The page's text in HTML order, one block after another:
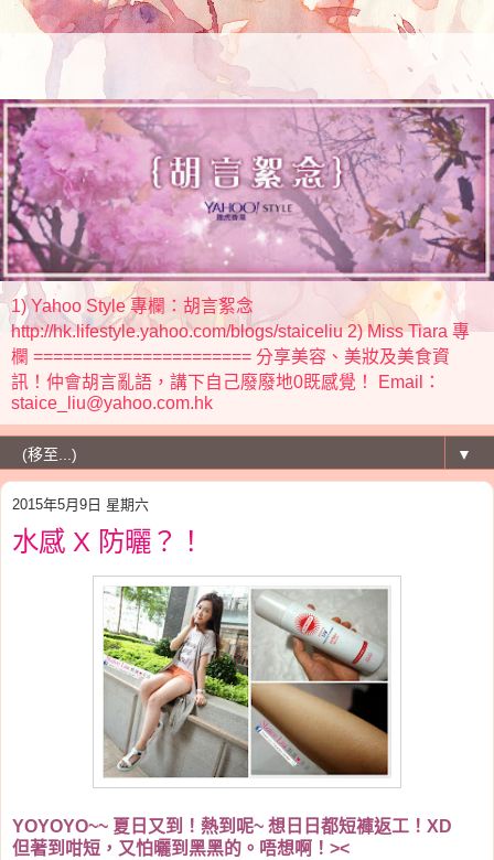
1) Yahoo Style 專欄：胡言絮念
http://hk.lifestyle.yahoo.com/blogs/staiceliu 2) Miss Tiara 專
欄 ====================== 分享美容、美妝及美食資
訊！仲會胡言亂語，講下自己廢廢地0既感覺！ Email：
staice_liu@yahoo.com.hk
▼
2015年5月9日 星期六
水感 X 防曬？！
YOYOYO~~ 夏日又到！熱到呢~ 想日日都短褲返工！XD
但著到咁短，又怕曬到黑黑的。唔想啊！><